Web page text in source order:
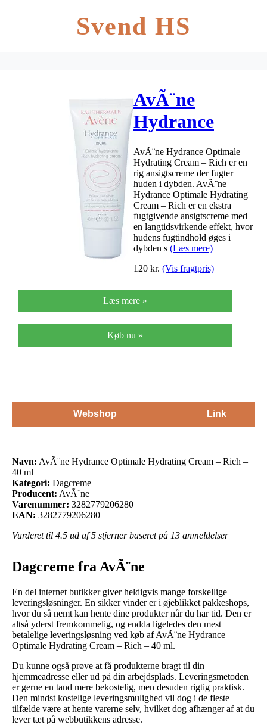
Svend HS
AvÃ¨ne
Hydrance
Optimale
Hydrating
Cream – Rich
– 40 ml
AvÃ¨ne Hydrance Optimale
Hydrating Cream – Rich er en
rig ansigtscreme der fugter
huden i dybden. AvÃ¨ne
Hydrance Optimale Hydrating
Cream – Rich er en ekstra
fugtgivende ansigtscreme med
en langtidsvirkende effekt, hvor
hudens fugtindhold øges i
dybden s (Læs mere)
120 kr. (Vis fragtpris)
Læs mere »
Køb nu »
Webshop Link
Navn: AvÃ¨ne Hydrance Optimale Hydrating Cream – Rich –
40 ml
Kategori: Dagcreme
Producent: AvÃ¨ne
Varenummer: 3282779206280
EAN: 3282779206280
Vurderet til 4.5 ud af 5 stjerner baseret på 13 anmeldelser
Dagcreme fra AvÃ¨ne
En del internet butikker giver heldigvis mange forskellige
leveringsløsninger. En sikker vinder er i øjeblikket pakkeshops,
hvor du så nemt kan hente dine produkter når du har tid. Den er
altså yderst fremkommelig, og endda ligeledes den mest
betalelige leveringsløsning ved køb af AvÃ¨ne Hydrance
Optimale Hydrating Cream – Rich – 40 ml.
Du kunne også prøve at få produkterne bragt til din
hjemmeadresse eller ud på din arbejdsplads. Leveringsmetoden
er gerne en tand mere bekostelig, men desuden rigtig praktisk.
Den mindst kostelige leveringsmulighed vil dog i de fleste
tilfælde være at hente varerne selv, hvilket dog afhænger af at du
lever tæt på webbutikkens adresse.